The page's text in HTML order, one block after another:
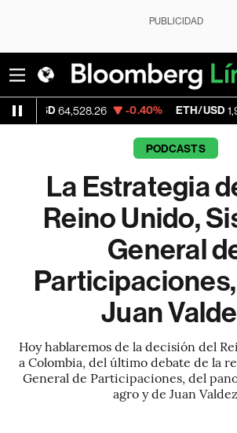
PUBLICIDAD
64,528.26 -0.40% ETH/USD 1,903.445
PODCASTS
La Estrategia
Reino Unido,
General
Juan
Hoy hablaremos de la decisión del
a Colombia, del último debate de la
General de Participaciones, del
agro y de Juan Valdez